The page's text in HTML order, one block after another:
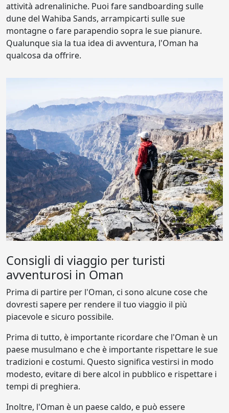
attività adrenaliniche. Puoi fare sandboarding sulle
dune del Wahiba Sands, arrampicarti sulle sue
montagne o fare parapendio sopra le sue pianure.
Qualunque sia la tua idea di avventura, l'Oman ha
qualcosa da offrire.
Consigli di viaggio per turisti
avventurosi in Oman
Prima di partire per l'Oman, ci sono alcune cose che
dovresti sapere per rendere il tuo viaggio il più
piacevole e sicuro possibile.
Prima di tutto, è importante ricordare che l'Oman è un
paese musulmano e che è importante rispettare le sue
tradizioni e costumi. Questo significa vestirsi in modo
modesto, evitare di bere alcol in pubblico e rispettare i
tempi di preghiera.
Inoltre, l'Oman è un paese caldo, e può essere